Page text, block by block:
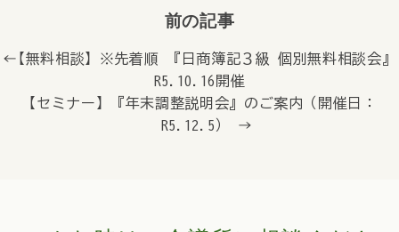
前の記事
← 【無料相談】※先着順 『日商簿記３級 個別無料相談会』
R5.10.16開催
【セミナー】『年末調整説明会』のご案内（開催日：
R5.12.5） →